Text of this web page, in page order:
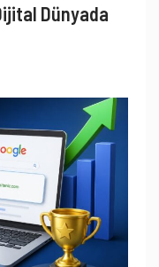
Dünyada